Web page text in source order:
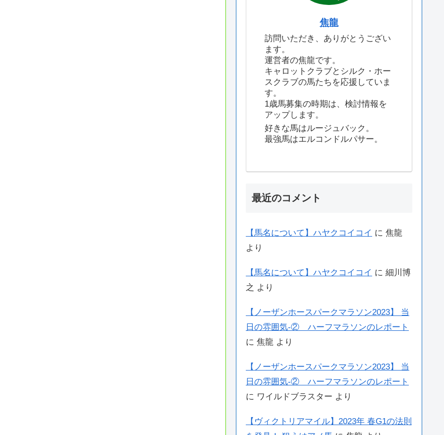
焦龍
訪問いただき、ありがとうござい
ます。
運営者の焦龍です。
キャロットクラブとシルク・ホー
スクラブの馬たちを応援していま
す。
1歳馬募集の時期は、検討情報を
アップします。
好きな馬はルージュバック。
最強馬はエルコンドルパサー。
最近のコメント
【馬名について】ハヤクコイコイ に 焦龍
より
【馬名について】ハヤクコイコイ に 細川博
之 より
【ノーザンホースパークマラソン2023】 当
日の雰囲気-② ハーフマラソンのレポート
に 焦龍 より
【ノーザンホースパークマラソン2023】 当
日の雰囲気-② ハーフマラソンのレポート
に ワイルドブラスター より
【ヴィクトリアマイル】2023年 春G1の法則